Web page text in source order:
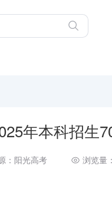
年本科招生
：阳光高考 浏览量